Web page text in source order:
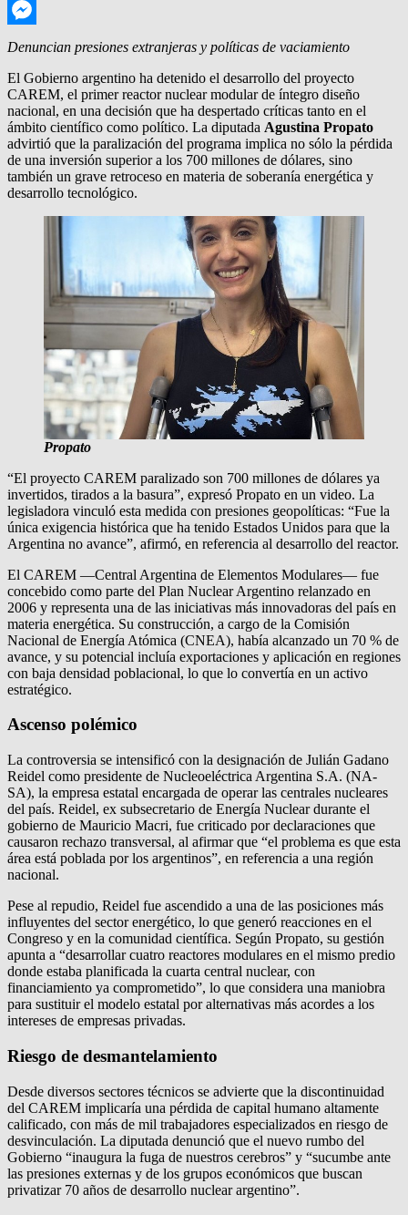
Telegram
Messenger
Denuncian presiones extranjeras y políticas de vaciamiento
El Gobierno argentino ha detenido el desarrollo del proyecto
CAREM, el primer reactor nuclear modular de íntegro diseño
nacional, en una decisión que ha despertado críticas tanto en el
ámbito científico como político. La diputada Agustina Propato
advirtió que la paralización del programa implica no sólo la pérdida
de una inversión superior a los 700 millones de dólares, sino
también un grave retroceso en materia de soberanía energética y
desarrollo tecnológico.
Propato
“El proyecto CAREM paralizado son 700 millones de dólares ya
invertidos, tirados a la basura”, expresó Propato en un video. La
legisladora vinculó esta medida con presiones geopolíticas: “Fue la
única exigencia histórica que ha tenido Estados Unidos para que la
Argentina no avance”, afirmó, en referencia al desarrollo del reactor.
El CAREM —Central Argentina de Elementos Modulares— fue
concebido como parte del Plan Nuclear Argentino relanzado en
2006 y representa una de las iniciativas más innovadoras del país en
materia energética. Su construcción, a cargo de la Comisión
Nacional de Energía Atómica (CNEA), había alcanzado un 70 % de
avance, y su potencial incluía exportaciones y aplicación en regiones
con baja densidad poblacional, lo que lo convertía en un activo
estratégico.
Ascenso polémico
La controversia se intensificó con la designación de Julián Gadano
Reidel como presidente de Nucleoeléctrica Argentina S.A. (NA-
SA), la empresa estatal encargada de operar las centrales nucleares
del país. Reidel, ex subsecretario de Energía Nuclear durante el
gobierno de Mauricio Macri, fue criticado por declaraciones que
causaron rechazo transversal, al afirmar que “el problema es que esta
área está poblada por los argentinos”, en referencia a una región
nacional.
Pese al repudio, Reidel fue ascendido a una de las posiciones más
influyentes del sector energético, lo que generó reacciones en el
Congreso y en la comunidad científica. Según Propato, su gestión
apunta a “desarrollar cuatro reactores modulares en el mismo predio
donde estaba planificada la cuarta central nuclear, con
financiamiento ya comprometido”, lo que considera una maniobra
para sustituir el modelo estatal por alternativas más acordes a los
intereses de empresas privadas.
Riesgo de desmantelamiento
Desde diversos sectores técnicos se advierte que la discontinuidad
del CAREM implicaría una pérdida de capital humano altamente
calificado, con más de mil trabajadores especializados en riesgo de
desvinculación. La diputada denunció que el nuevo rumbo del
Gobierno “inaugura la fuga de nuestros cerebros” y “sucumbe ante
las presiones externas y de los grupos económicos que buscan
privatizar 70 años de desarrollo nuclear argentino”.